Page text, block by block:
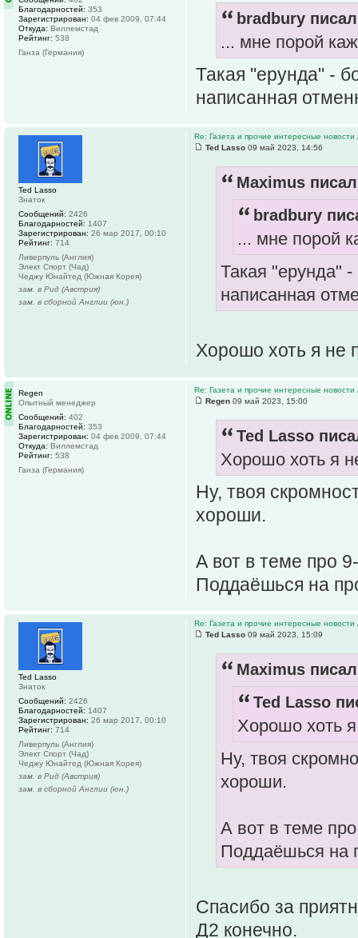
bradbury
... мне порой
Такая "ерунда" -
написанная
Благодарностей: 353
Зарегистрирован: 04 фев 2009, 07:44
Откуда: Виллемстад
Рейтинг: 538
Ганза (Германия)
Re: Газета и прочие интересные новости
Ted Lasso 09 май 2023, 14:56
Maximus
bradbury
... мне порой
Такая "ерунда"
написанная
Хорошо хоть я не
Ted Lasso
Знаток
Сообщений: 2426
Благодарностей: 1407
Зарегистрирован: 26 мар 2017, 00:10
Рейтинг: 714
Ливерпуль (Англия)
Элект Спорт (Чад)
Чеджу Юнайтед (Южная Корея)
зам. в Рид (Австрия)
зам. в сборной Англии (юн.)
Re: Газета и прочие интересные новости
Regen 09 май 2023, 15:00
Ted Lasso
Хорошо хоть я
Ну, твоя
хороши.
А вот в теме про
Поддаёшься на
Regen
Опытный менеджер
Сообщений: 402
Благодарностей: 353
Зарегистрирован: 04 фев 2009, 07:44
Откуда: Виллемстад
Рейтинг: 538
Ганза (Германия)
Re: Газета и прочие интересные новости
Ted Lasso 09 май 2023, 15:09
Maximus
Ted Lasso
Хорошо хоть
Ну, твоя
хороши.
А вот в теме
Поддаёшься на
Спасибо за
Д2 конечно.
Ted Lasso
Знаток
Сообщений: 2426
Благодарностей: 1407
Зарегистрирован: 26 мар 2017, 00:10
Рейтинг: 714
Ливерпуль (Англия)
Элект Спорт (Чад)
Чеджу Юнайтед (Южная Корея)
зам. в Рид (Австрия)
зам. в сборной Англии (юн.)